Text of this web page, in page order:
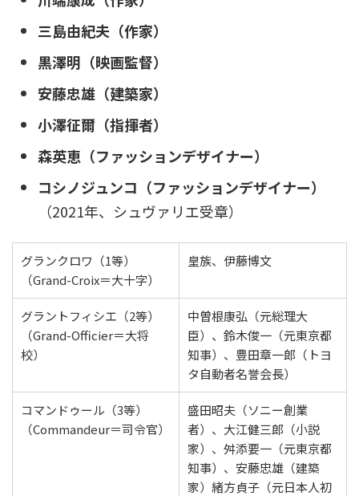
三島由紀夫（作家）
黒澤明（映画監督）
安藤忠雄（建築家）
小澤征爾（指揮者）
森英恵（ファッションデザイナー）
コシノジュンコ（ファッションデザイナー）
（2021年、シュヴァリエ受章）
グランクロワ（1等）
（Grand-Croix＝大十字）
皇族、伊藤博文
グラントフィシエ（2等）
（Grand-Officier＝大将
校）
中曽根康弘（元総理大
臣）、鈴木俊一（元東京都
知事）、豊田章一郎（トヨ
タ自動者名誉会長）
コマンドゥール（3等）
（Commandeur＝司令官）
盛田昭夫（ソニー創業
者）、大江健三郎（小説
家）、舛添要一（元東京都
知事）、安藤忠雄（建築
家）緒方貞子（元日本人初